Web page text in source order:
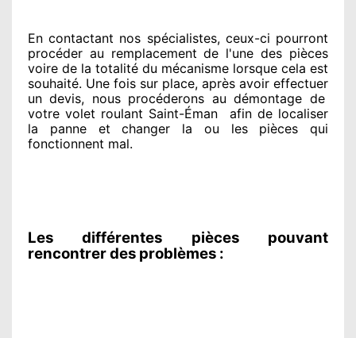
En contactant nos spécialistes, ceux-ci pourront
procéder au remplacement de l'une des pièces
voire de la totalité du mécanisme lorsque cela est
souhaité. Une fois sur place, après avoir effectuer
un devis, nous procéderons au démontage de
votre volet roulant Saint-Éman
afin delocaliser
la panne et changer la ou les pièces qui
fonctionnent mal.
Les différentes pièces pouvant
rencontrer des problèmes :